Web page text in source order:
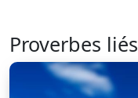
Proverbes liés